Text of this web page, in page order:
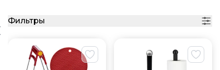
Фильтры